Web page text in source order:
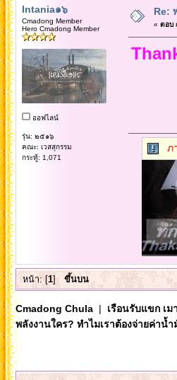
Intania๑๖
Cmadong Member
Hero Cmadong Member
ออฟไลน์
รุ่น: ๒๕๑๖
คณะ: เวสสุกรรม
กระทู้: 1,071
Re:
« ตอบ
ภ
หน้า: [1] ขึ้นบน
Cmadong Chula| เรือนรับแขก เ
พลังงานใคร? ทำไมเราต้องจ่ายค่าน้